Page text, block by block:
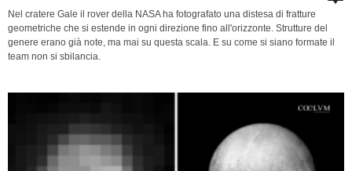
Nel cratere Gale il rover della NASA ha fotografato una distesa di fratture
geometriche che si estende in ogni direzione fino all'orizzonte. Strutture del
genere erano già note, ma mai su questa scala. E su come si siano formate il
team non si sbilancia.